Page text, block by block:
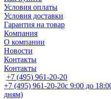
Условия оплаты
Условия доставки
Гарантия на товар
Компания
О компании
Новости
Контакты
Контакты
+7 (495) 961-20-20
+7 (495) 961-20-20с 9:00 до
дням)